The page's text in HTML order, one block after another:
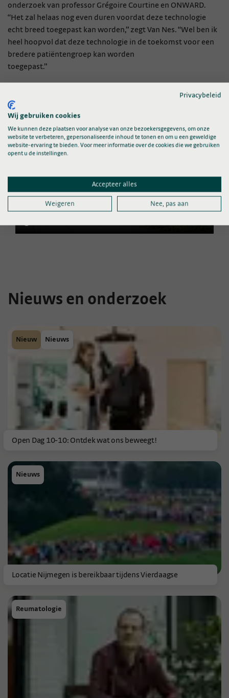
onderzoek van professor Grégoire Courtine en ONWARD.
“Het zal helaas nog even duren voordat deze technologie
echt breed toegepast kan worden,” zegt Van Nes. “Wel ben ik
heel hoopvol dat deze technologie in de toekomst voor een
bredere patiëntengroep kan worden
toegepast.”
Nieuws en onderzoek
Open Dag 10-10: Ontdek wat ons beweegt!
Nieuw Nieuws
Locatie Nijmegen is bereikbaar tijdens Vierdaagse
Nieuws
Reumatologie
Privacybeleid
Wij gebruiken cookies
We kunnen deze plaatsen voor analyse van onze bezoekersgegevens, om onze
website te verbeteren, gepersonaliseerde inhoud te tonen en om u een geweldige
website-ervaring te bieden. Voor meer informatie over de cookies die we gebruiken
opent u de instellingen.
Accepteer alles
Weigeren Nee, pas aan